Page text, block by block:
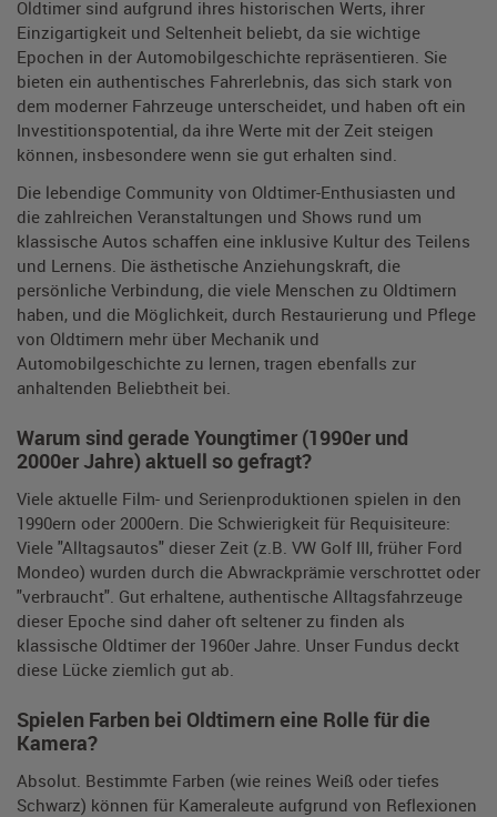
Oldtimer sind aufgrund ihres historischen Werts, ihrer
Einzigartigkeit und Seltenheit beliebt, da sie wichtige
Epochen in der Automobilgeschichte repräsentieren. Sie
bieten ein authentisches Fahrerlebnis, das sich stark von
dem moderner Fahrzeuge unterscheidet, und haben oft ein
Investitionspotential, da ihre Werte mit der Zeit steigen
können, insbesondere wenn sie gut erhalten sind.
Die lebendige Community von Oldtimer-Enthusiasten und
die zahlreichen Veranstaltungen und Shows rund um
klassische Autos schaffen eine inklusive Kultur des Teilens
und Lernens. Die ästhetische Anziehungskraft, die
persönliche Verbindung, die viele Menschen zu Oldtimern
haben, und die Möglichkeit, durch Restaurierung und Pflege
von Oldtimern mehr über Mechanik und
Automobilgeschichte zu lernen, tragen ebenfalls zur
anhaltenden Beliebtheit bei.
Warum sind gerade Youngtimer (1990er und
2000er Jahre) aktuell so gefragt?
Viele aktuelle Film- und Serienproduktionen spielen in den
1990ern oder 2000ern. Die Schwierigkeit für Requisiteure:
Viele "Alltagsautos" dieser Zeit (z.B. VW Golf III, früher Ford
Mondeo) wurden durch die Abwrackprämie verschrottet oder
"verbraucht". Gut erhaltene, authentische Alltagsfahrzeuge
dieser Epoche sind daher oft seltener zu finden als
klassische Oldtimer der 1960er Jahre. Unser Fundus deckt
diese Lücke ziemlich gut ab.
Spielen Farben bei Oldtimern eine Rolle für die
Kamera?
Absolut. Bestimmte Farben (wie reines Weiß oder tiefes
Schwarz) können für Kameraleute aufgrund von Reflexionen